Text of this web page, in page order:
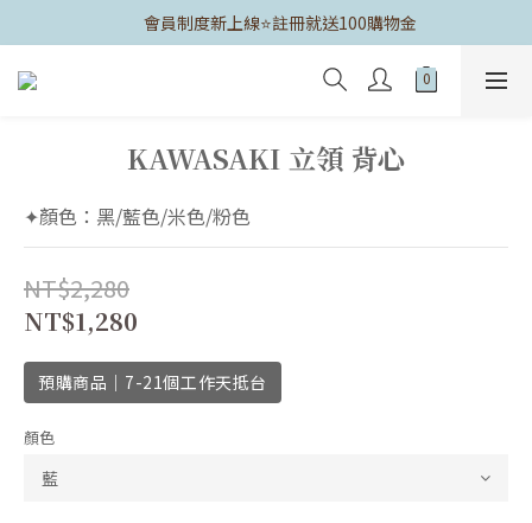
	會員制度新上線⭐️註冊就送100購物金
KAWASAKI 立領 背心
✦顏色：黑/藍色/米色/粉色
NT$2,280
NT$1,280
預購商品｜7-21個工作天抵台
顏色